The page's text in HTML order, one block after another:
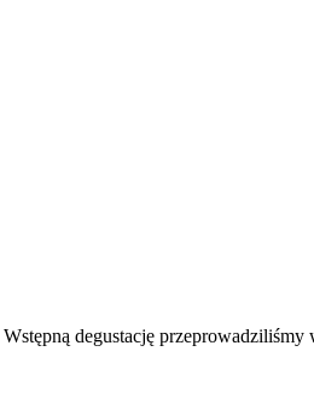
degustację